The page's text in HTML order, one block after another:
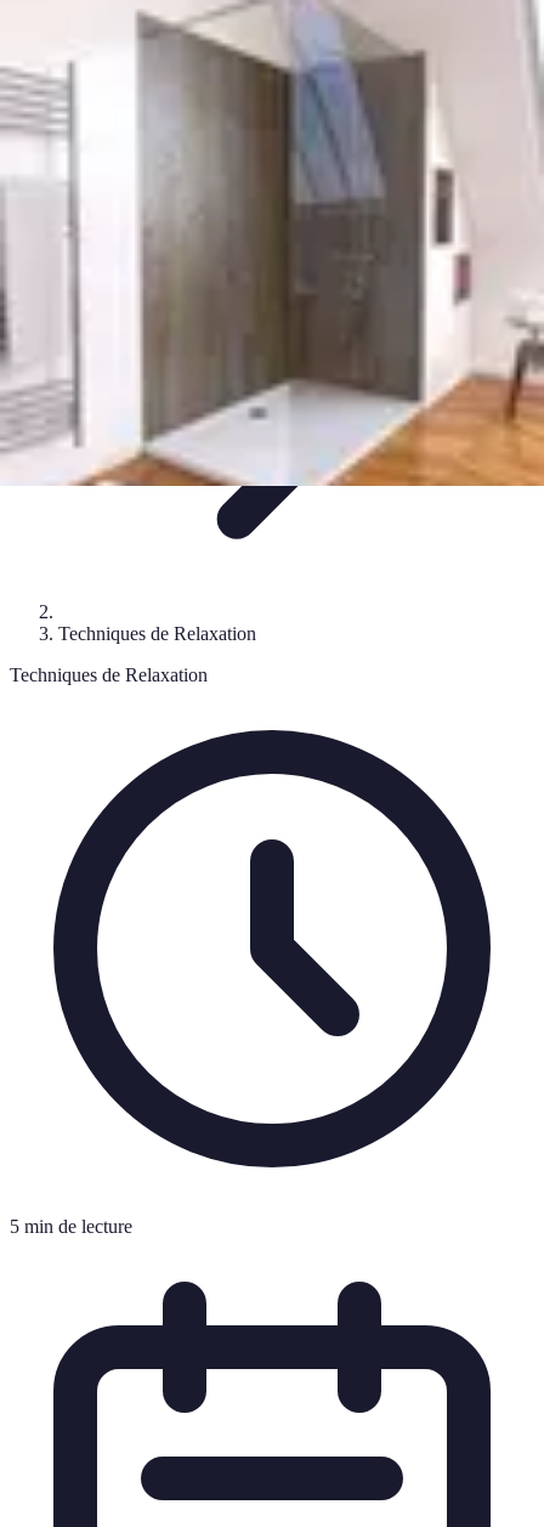
Relaxations Rapides
Techniques de RelaxationConseils Pratiques
Routine
quotidienne
Routines
Relaxations Rapides
Techniques de Relaxation
Techniques de Relaxation
5 min de lecture